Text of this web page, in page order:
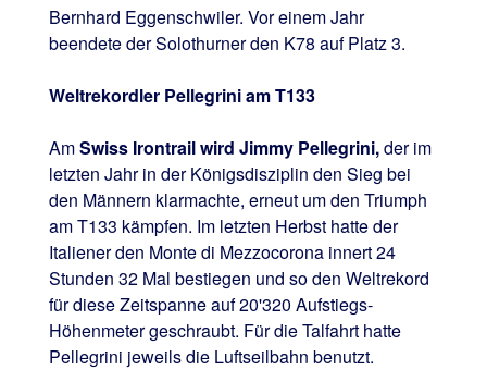
Bernhard Eggenschwiler. Vor einem Jahr
beendete der Solothurner den K78 auf Platz 3.
Weltrekordler Pellegrini am T133
AmSwiss Irontrail wird Jimmy Pellegrini,der im
letzten Jahr in der Königsdisziplin den Sieg bei
den Männern klarmachte, erneut um den Triumph
am T133 kämpfen. Im letzten Herbst hatte der
Italiener den Monte di Mezzocorona innert 24
Stunden 32 Mal bestiegen und so den Weltrekord
für diese Zeitspanne auf 20'320 Aufstiegs-
Höhenmeter geschraubt. Für die Talfahrt hatte
Pellegrini jeweils die Luftseilbahn benutzt.